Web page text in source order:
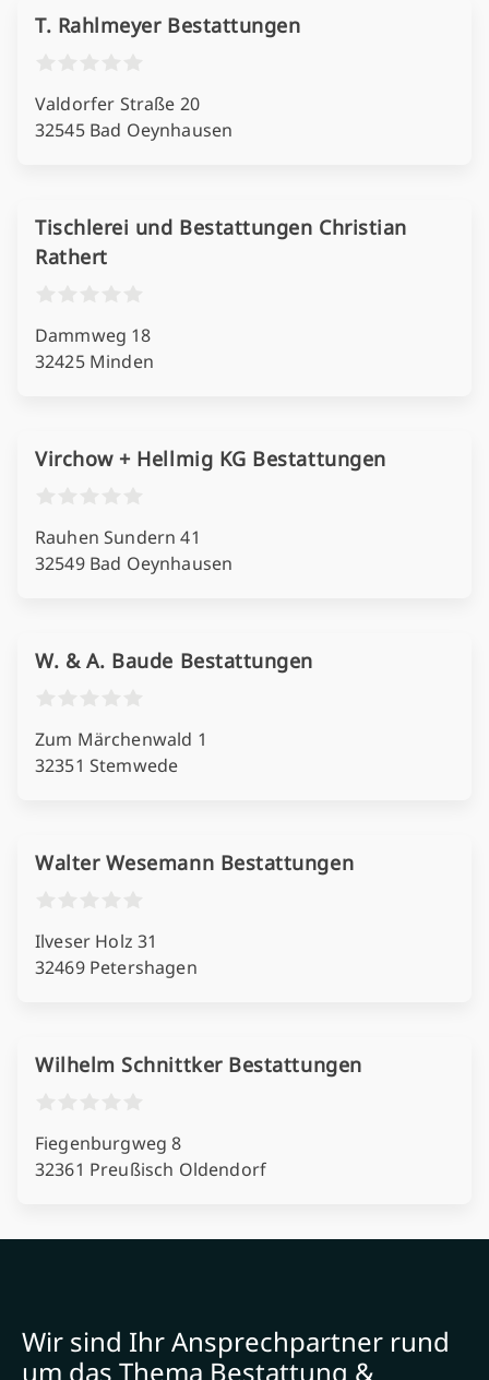
T. Rahlmeyer Bestattungen
Valdorfer Straße 20
32545 Bad Oeynhausen
Tischlerei und Bestattungen Christian
Rathert
Dammweg 18
32425 Minden
Virchow + Hellmig KG Bestattungen
Rauhen Sundern 41
32549 Bad Oeynhausen
W. & A. Baude Bestattungen
Zum Märchenwald 1
32351 Stemwede
Walter Wesemann Bestattungen
Ilveser Holz 31
32469 Petershagen
Wilhelm Schnittker Bestattungen
Fiegenburgweg 8
32361 Preußisch Oldendorf
Wir sind Ihr Ansprechpartner rund
um das Thema Bestattung &